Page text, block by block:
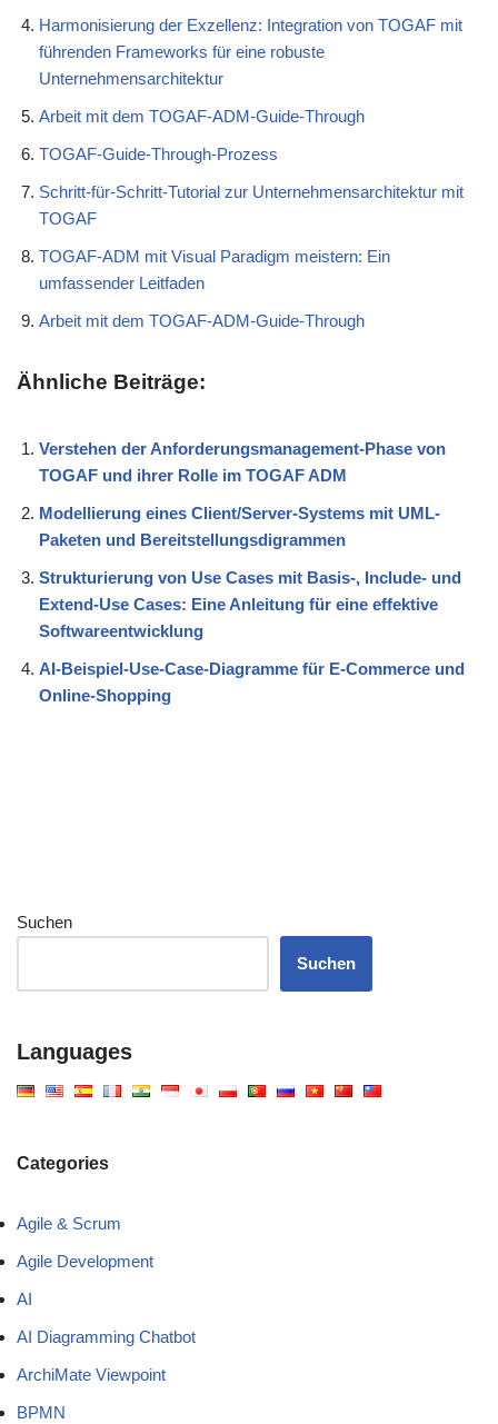
Harmonisierung der Exzellenz: Integration von TOGAF mit
führenden Frameworks für eine robuste
Unternehmensarchitektur
Arbeit mit dem TOGAF-ADM-Guide-Through
TOGAF-Guide-Through-Prozess
Schritt-für-Schritt-Tutorial zur Unternehmensarchitektur mit
TOGAF
TOGAF-ADM mit Visual Paradigm meistern: Ein
umfassender Leitfaden
Arbeit mit dem TOGAF-ADM-Guide-Through
Ähnliche Beiträge:
Verstehen der Anforderungsmanagement-Phase von
TOGAF und ihrer Rolle im TOGAF ADM
Modellierung eines Client/Server-Systems mit UML-
Paketen und Bereitstellungsdigrammen
Strukturierung von Use Cases mit Basis-, Include- und
Extend-Use Cases: Eine Anleitung für eine effektive
Softwareentwicklung
AI-Beispiel-Use-Case-Diagramme für E-Commerce und
Online-Shopping
Suchen
Suchen
Languages
Categories
Agile & Scrum
Agile Development
AI
AI Diagramming Chatbot
ArchiMate Viewpoint
BPMN